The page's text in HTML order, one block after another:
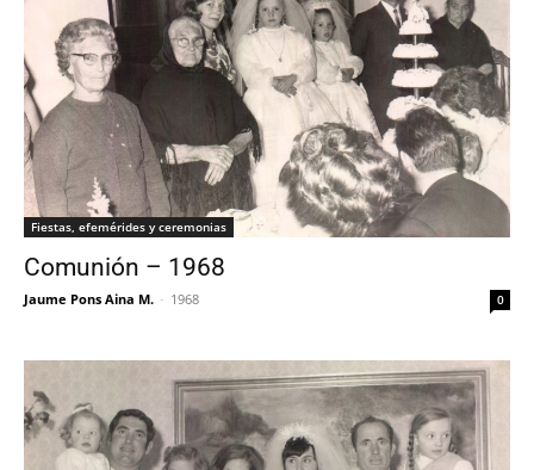
Fiestas, efemérides y ceremonias
Comunión – 1968
Jaume Pons Aina M. - 1968 0